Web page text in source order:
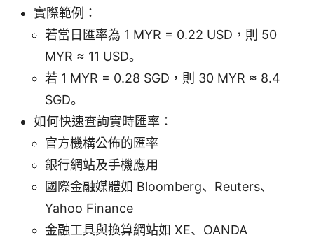
實際範例：
若當日匯率為 1 MYR = 0.22 USD，則 50
MYR ≈ 11 USD。
若 1 MYR = 0.28 SGD，則 30 MYR ≈ 8.4
SGD。
如何快速查詢實時匯率：
官方機構公佈的匯率
銀行網站及手機應用
國際金融媒體如 Bloomberg、Reuters、
Yahoo Finance
金融工具與換算網站如 XE、OANDA